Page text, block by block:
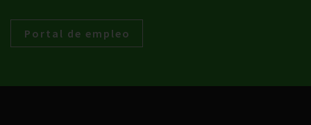
Portal de empleo